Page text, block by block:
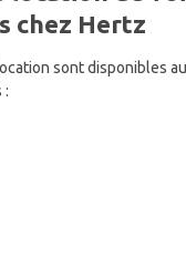
chez Hertz
sont disponibles
: